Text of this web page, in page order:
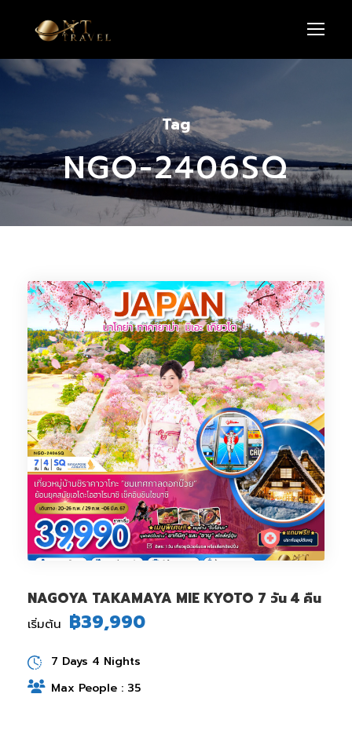
Tag
NGO-2406SQ
NAGOYA TAKAMAYA MIE KYOTO 7 วัน 4 คืน
เริ่มต้น ฿39,990
7 Days 4 Nights
Max People : 35